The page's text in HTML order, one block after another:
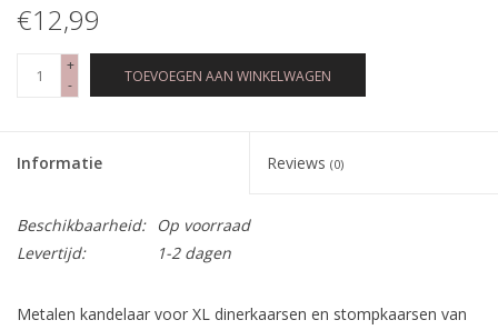
€12,99
+
-
TOEVOEGEN AAN WINKELWAGEN
Informatie Reviews (0)
Beschikbaarheid:
Op voorraad
Levertijd:
1-2 dagen
Metalen kandelaar voor XL dinerkaarsen en stompkaarsen van